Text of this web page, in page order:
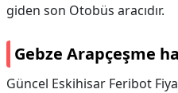
giden son Otobüs aracıdır.
Gebze Arapçeşme
Güncel Eskihisar Feribot